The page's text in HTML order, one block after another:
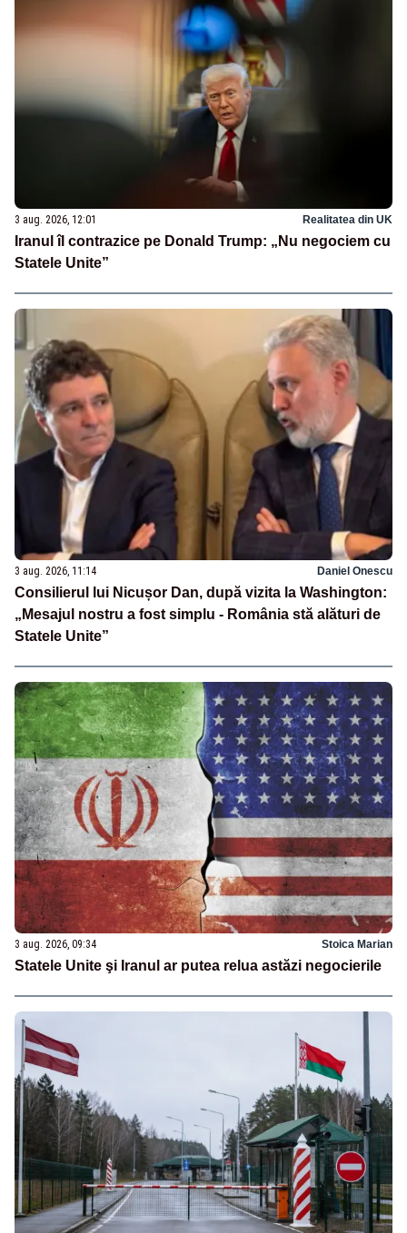
3 aug. 2026, 12:01 Realitatea din UK
Iranul îl contrazice pe Donald Trump: „Nu negociem cu
Statele Unite”
3 aug. 2026, 11:14 Daniel Onescu
Consilierul lui Nicușor Dan, după vizita la Washington:
„Mesajul nostru a fost simplu - România stă alături de
Statele Unite”
3 aug. 2026, 09:34 Stoica Marian
Statele Unite şi Iranul ar putea relua astăzi negocierile